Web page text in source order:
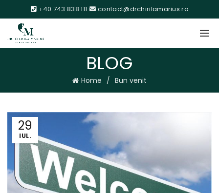
+40 743 838 111 contact@drchirilamarius.ro
BLOG
Home Bun venit
29
IUL.